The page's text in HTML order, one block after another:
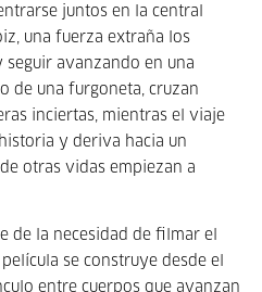
juntos en la central
una fuerza extraña los
avanzando en una
de una furgoneta, cruzan
inciertas, mientras el viaje
y deriva hacia un
otras vidas empiezan a
de la necesidad de filmar el
se construye desde el
entre cuerpos que avanzan